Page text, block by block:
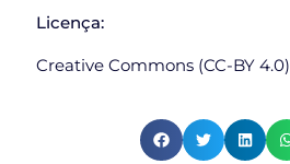
Licença:
Creative Commons (CC-BY 4.0)